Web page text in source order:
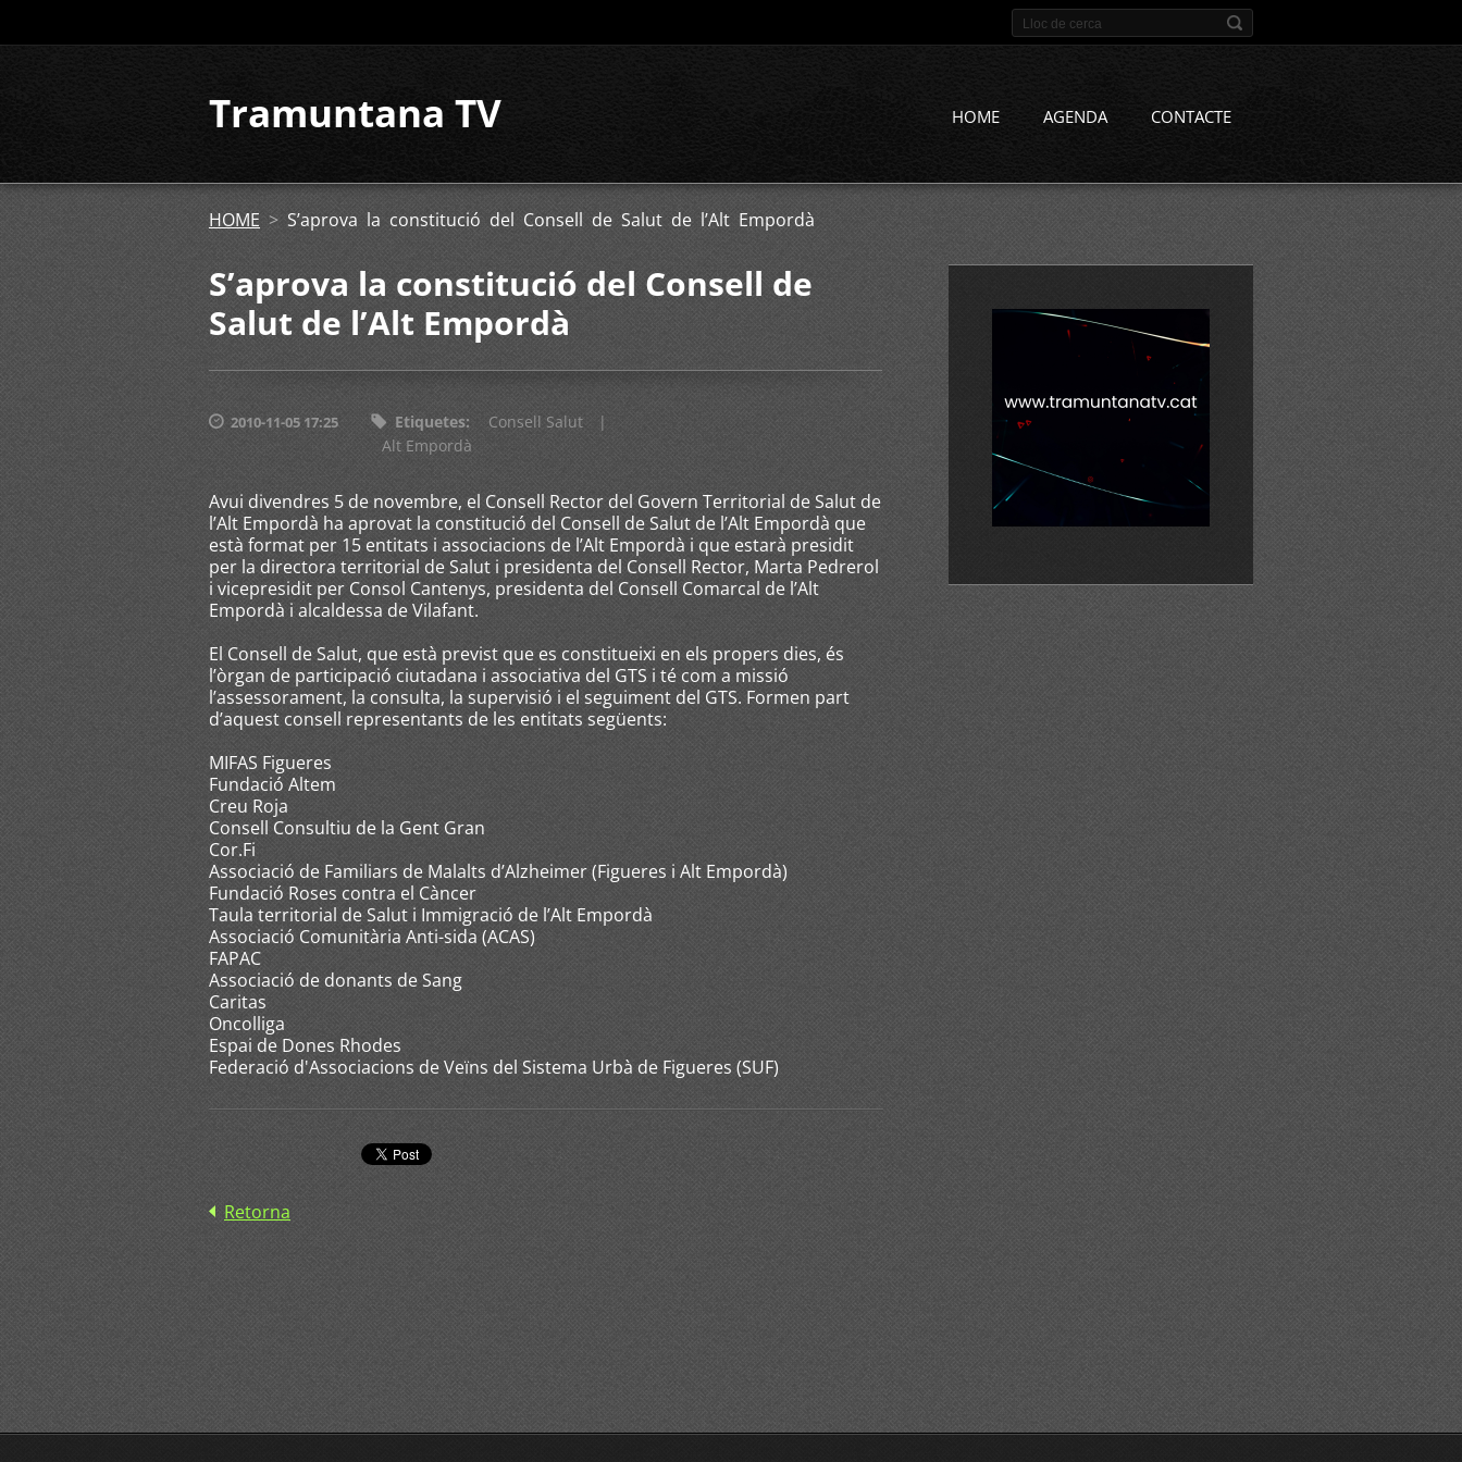
Tramuntana TV HOME AGENDA CONTACTE
HOME > S’aprova la constitució del Consell de Salut de l’Alt Empordà
S’aprova la constitució del Consell de
Salut de l’Alt Empordà
2010-11-05 17:25 Etiquetes: Consell Salut
|
Alt Empordà
Avui divendres 5 de novembre, el Consell Rector del Govern Territorial de Salut de
l’Alt Empordà ha aprovat la constitució del Consell de Salut de l’Alt Empordà que
està format per 15 entitats i associacions de l’Alt Empordà i que estarà presidit
per la directora territorial de Salut i presidenta del Consell Rector, Marta Pedrerol
i vicepresidit per Consol Cantenys, presidenta del Consell Comarcal de l’Alt
Empordà i alcaldessa de Vilafant.
El Consell de Salut, que està previst que es constitueixi en els propers dies, és
l’òrgan de participació ciutadana i associativa del GTS i té com a missió
l’assessorament, la consulta, la supervisió i el seguiment del GTS. Formen part
d’aquest consell representants de les entitats següents:
MIFAS Figueres
Fundació Altem
Creu Roja
Consell Consultiu de la Gent Gran
Cor.Fi
Associació de Familiars de Malalts d’Alzheimer (Figueres i Alt Empordà)
Fundació Roses contra el Càncer
Taula territorial de Salut i Immigració de l’Alt Empordà
Associació Comunitària Anti-sida (ACAS)
FAPAC
Associació de donants de Sang
Caritas
Oncolliga
Espai de Dones Rhodes
Federació d'Associacions de Veïns del Sistema Urbà de Figueres (SUF)
Retorna